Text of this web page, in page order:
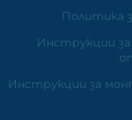
Политика
Инструкции
Инструкции за